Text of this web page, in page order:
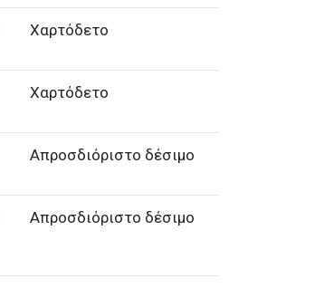
Χαρτόδετο
Χαρτόδετο
Απροσδιόριστο δέσιμο
Απροσδιόριστο δέσιμο